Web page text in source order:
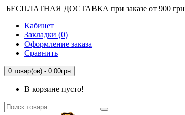
БЕСПЛАТНАЯ ДОСТАВКА при заказе от 900 грн
Кабинет
Закладки (0)
Оформление заказа
Сравнить
0 товар(ов) - 0.00грн
В корзине пусто!